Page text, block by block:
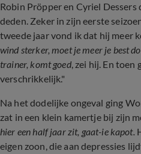
Robin Pröpper en Cyriel
deden. Zeker in zijn eerste
tweede jaar vond ik dat hij meer
wind sterker, moet je meer je best
trainer, komt goed, zei hij. En
verschrikkelijk."
Na het dodelijke ongeval ging
zat in een klein kamertje bij zijn
hier een half jaar zit, gaat-ie kapot.
eigen zoon, die aan depressies